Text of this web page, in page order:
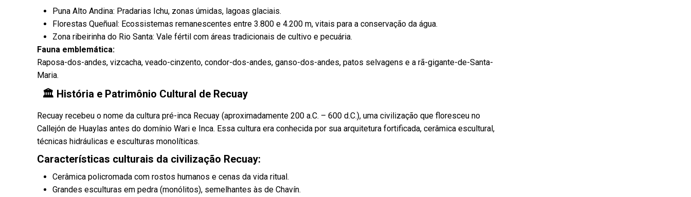
Puna Alto Andina: Pradarias Ichu, zonas úmidas, lagoas glaciais.
Florestas Queñual: Ecossistemas remanescentes entre 3.800 e 4.200 m, vitais para a conservação da água.
Zona ribeirinha do Rio Santa: Vale fértil com áreas tradicionais de cultivo e pecuária.
Fauna emblemática:
Raposa-dos-andes, vizcacha, veado-cinzento, condor-dos-andes, ganso-dos-andes, patos selvagens e a rã-gigante-de-Santa-
Maria.
🏛️ História e Patrimônio Cultural de Recuay
Recuay recebeu o nome da cultura pré-inca Recuay (aproximadamente 200 a.C. – 600 d.C.), uma civilização que floresceu no
Callejón de Huaylas antes do domínio Wari e Inca. Essa cultura era conhecida por sua arquitetura fortificada, cerâmica escultural,
técnicas hidráulicas e esculturas monolíticas.
Características culturais da civilização Recuay:
Cerâmica policromada com rostos humanos e cenas da vida ritual.
Grandes esculturas em pedra (monólitos), semelhantes às de Chavín.